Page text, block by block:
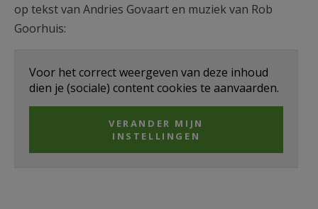
op tekst van Andries Govaart en muziek van Rob
Goorhuis:
Voor het correct weergeven van deze inhoud
dien je (sociale) content cookies te aanvaarden.
VERANDER MIJN
INSTELLINGEN